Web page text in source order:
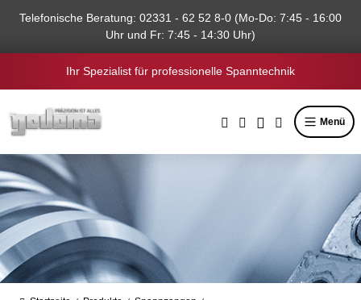
springen
Telefonische Beratung: 02331 - 62 52 8-0 (Mo-Do: 7:45 - 16:00
Uhr und Fr: 7:45 - 14:30 Uhr)
Ihr Spezialist für professionelle Spanntechnik
Menü